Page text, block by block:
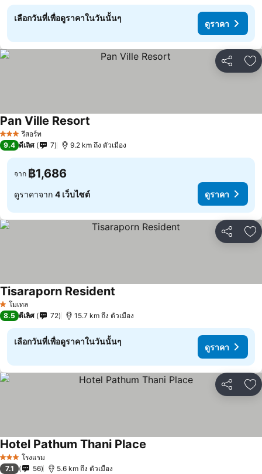
เลือกวันที่เพื่อดูราคาในวันนั้นๆ
ดูราคา
แชร์ เ
3 ดาว รีสอร์ท
Pan Ville Resort
9.4 ดีเลิศ 7 9.2 km ถึง ตัวเมือง
จาก ฿1,686
ดูราคาจาก 4 เว็บไซต์ ดูราคา
แชร์ เ
1 ดาวโมเทล
Tisaraporn Resident
8.5 ดีเลิศ 72 15.7 km ถึง ตัวเมือง
เลือกวันที่เพื่อดูราคาในวันนั้นๆ
ดูราคา
แชร์ เ
3 ดาว โรงแรม
Hotel Pathum Thani Place
7.1 56 5.6 km ถึง ตัวเมือง